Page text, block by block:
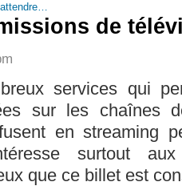
de
services qui
sur les chaînes
en streaming
surtout aux
que ce billet est